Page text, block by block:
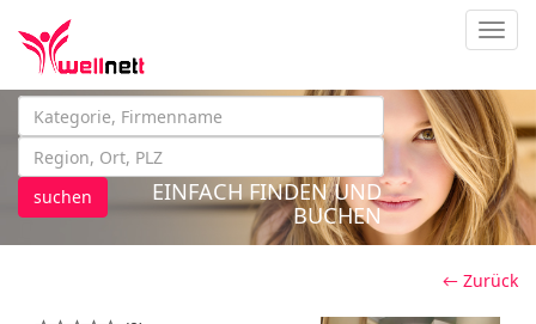
suchen
EINFACH FINDEN UND
BUCHEN
← Zurück